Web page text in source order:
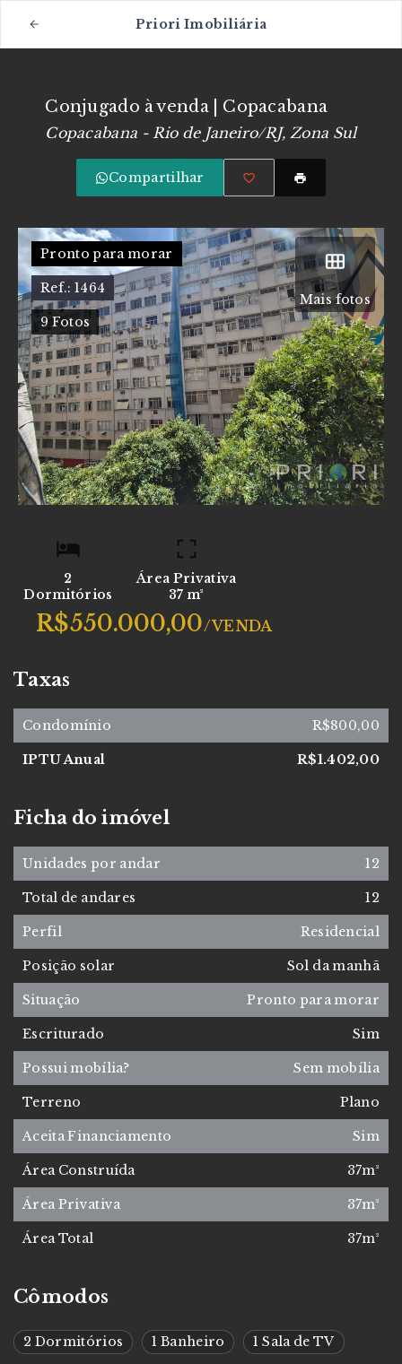
Priori Imobiliária
Conjugado à venda | Copacabana
Copacabana - Rio de Janeiro/RJ, Zona Sul
Compartilhar
Mais fotos
Pronto para morar
Ref.:1464
9 Fotos
2
Dormitórios
Área Privativa
37 m²
R$550.000,00/VENDA
Cômodos
2 Dormitórios 1 Banheiro 1 Sala de TV
Taxas
Condomínio R$800,00
IPTU Anual R$1.402,00
Ficha do imóvel
Unidades por andar 12
Total de andares 12
Perfil Residencial
Posição solar Sol da manhã
Situação Pronto para morar
Escriturado Sim
Possui mobília? Sem mobília
Terreno Plano
Aceita Financiamento Sim
Área Construída 37m²
Área Privativa 37m²
Área Total 37m²